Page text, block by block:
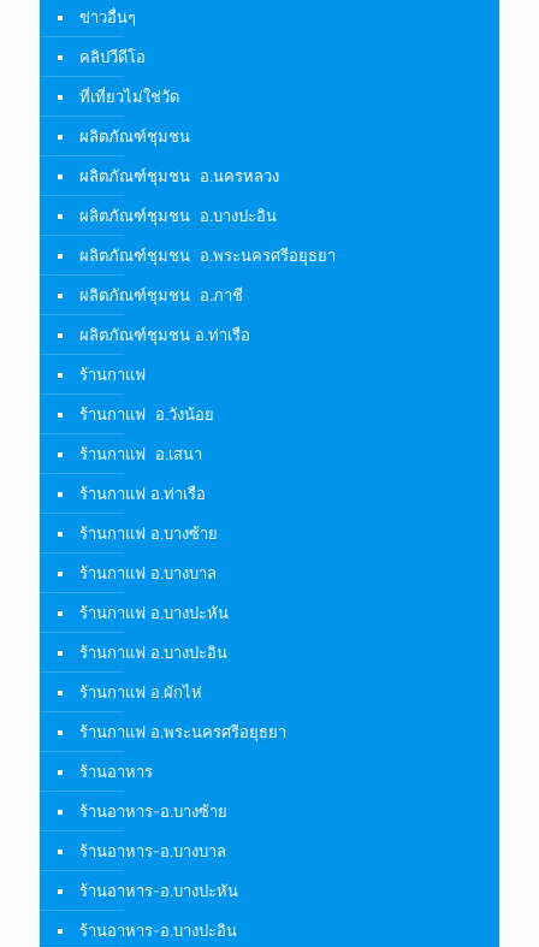
ข่าวอื่นๆ
คลิปวีดีโอ
ที่เที่ยวไม่ใช่วัด
ผลิตภัณฑ์ชุมชน
ผลิตภัณฑ์ชุมชน อ.นครหลวง
ผลิตภัณฑ์ชุมชน อ.บางปะอิน
ผลิตภัณฑ์ชุมชน อ.พระนครศรีอยุธยา
ผลิตภัณฑ์ชุมชน อ.ภาชี
ผลิตภัณฑ์ชุมชน อ.ท่าเรือ
ร้านกาแฟ
ร้านกาแฟ อ.วังน้อย
ร้านกาแฟ อ.เสนา
ร้านกาแฟ อ.ท่าเรือ
ร้านกาแฟ อ.บางซ้าย
ร้านกาแฟ อ.บางบาล
ร้านกาแฟ อ.บางปะหัน
ร้านกาแฟ อ.บางปะอิน
ร้านกาแฟ อ.ผักไห่
ร้านกาแฟ อ.พระนครศรีอยุธยา
ร้านอาหาร
ร้านอาหาร-อ.บางซ้าย
ร้านอาหาร-อ.บางบาล
ร้านอาหาร-อ.บางปะหัน
ร้านอาหาร-อ.บางปะอิน